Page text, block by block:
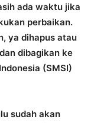
ada waktu jika
perbaikan.
ya dihapus atau
dibagikan ke
(SMSI)
sudah akan